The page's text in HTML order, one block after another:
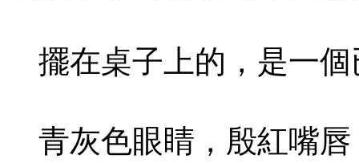
擺在桌子上的，是一個
青灰色眼睛，殷紅嘴唇